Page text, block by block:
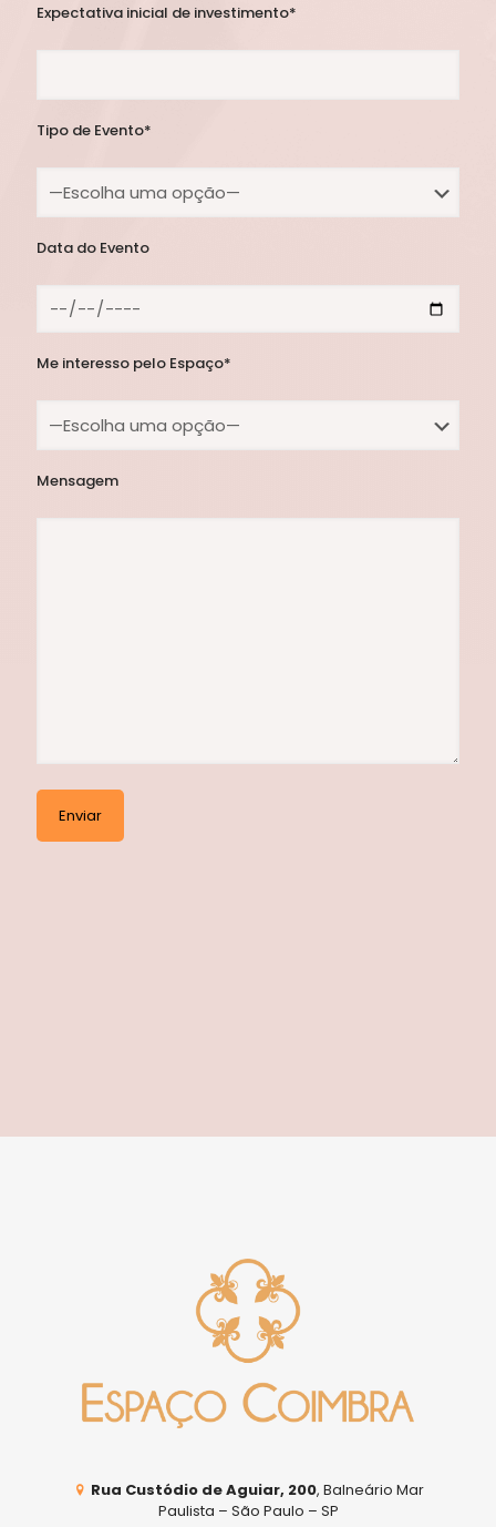
Expectativa inicial de investimento*
Tipo de Evento*
Data do Evento
Me interesso pelo Espaço*
Mensagem
Rua Custódio de Aguiar, 200, Balneário Mar
Paulista – São Paulo – SP